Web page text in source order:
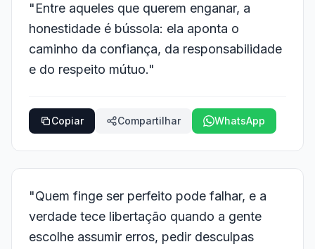
"Entre aqueles que querem enganar, a
honestidade é bússola: ela aponta o
caminho da confiança, da responsabilidade
e do respeito mútuo."
Copiar Compartilhar WhatsApp
"Quem finge ser perfeito pode falhar, e a
verdade tece libertação quando a gente
escolhe assumir erros, pedir desculpas